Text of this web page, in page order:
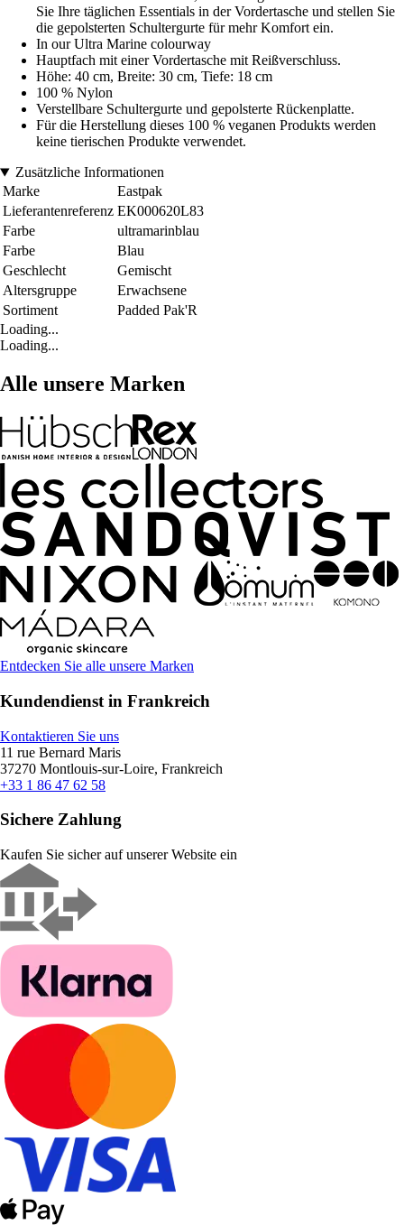
Sie Ihre täglichen Essentials in der Vordertasche und stellen Sie
die gepolsterten Schultergurte für mehr Komfort ein.
In our Ultra Marine colourway
Hauptfach mit einer Vordertasche mit Reißverschluss.
Höhe: 40 cm, Breite: 30 cm, Tiefe: 18 cm
100 % Nylon
Verstellbare Schultergurte und gepolsterte Rückenplatte.
Für die Herstellung dieses 100 % veganen Produkts werden
keine tierischen Produkte verwendet.
Zusätzliche Informationen
Marke
Eastpak
Lieferantenreferenz EK000620L83
Farbe
ultramarinblau
Farbe
Blau
Geschlecht
Gemischt
Altersgruppe
Erwachsene
Sortiment
Padded Pak'R
Loading...
Loading...
Alle unsere Marken
Entdecken Sie alle unsere Marken
Kundendienst in Frankreich
Kontaktieren Sie uns
11 rue Bernard Maris
37270 Montlouis-sur-Loire, Frankreich
+33 1 86 47 62 58
Sichere Zahlung
Kaufen Sie sicher auf unserer Website ein